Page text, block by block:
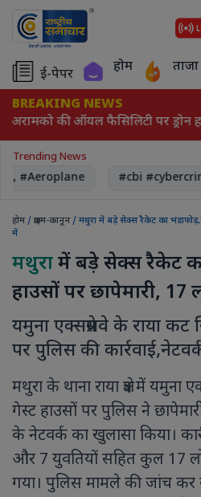
ई-पेपर होम
BREAKING NEWS
अरामको की ऑयल फैसिलिटी पर ड्रोन
Trending News
#Aeroplane #cbi
होम / क्राइम-कानून / मथुरा में बड़े सेक्स रैकेट का
में
मथुरामें बड़े सेक्स रैकेट
हाउसों पर छापेमारी, 17
यमुना एक्सप्रेसवे के राया कट
पर पुलिस की
मथुरा के थाना राया क्षेत्र में
गेस्ट हाउसों पर पुलिस ने
के नेटवर्क का खुलासा किया।
और 7 युवतियों सहित कुल 17
गया। पुलिस मामले की जांच कर